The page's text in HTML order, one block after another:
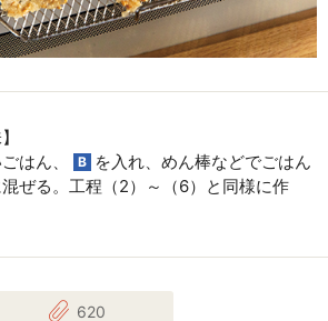
はん、
B
を入れ、めん棒などでごはん
ぜる。工程（2）～（6）と同様に作
620